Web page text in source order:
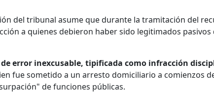
del tribunal asume que durante la tramitación del
a quienes debieron haber sido legitimados
error inexcusable, tipificada como infracción
fue sometido a un arresto domiciliario a comienzos
de funciones públicas.